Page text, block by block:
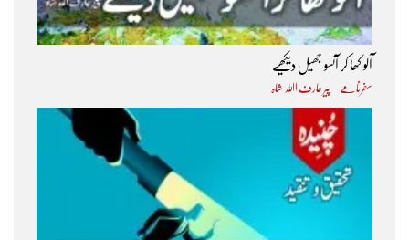
آلو کھا کر آنسو جھیل دیکھیے
سفرنامے پیر عارف اﷲ شاہ